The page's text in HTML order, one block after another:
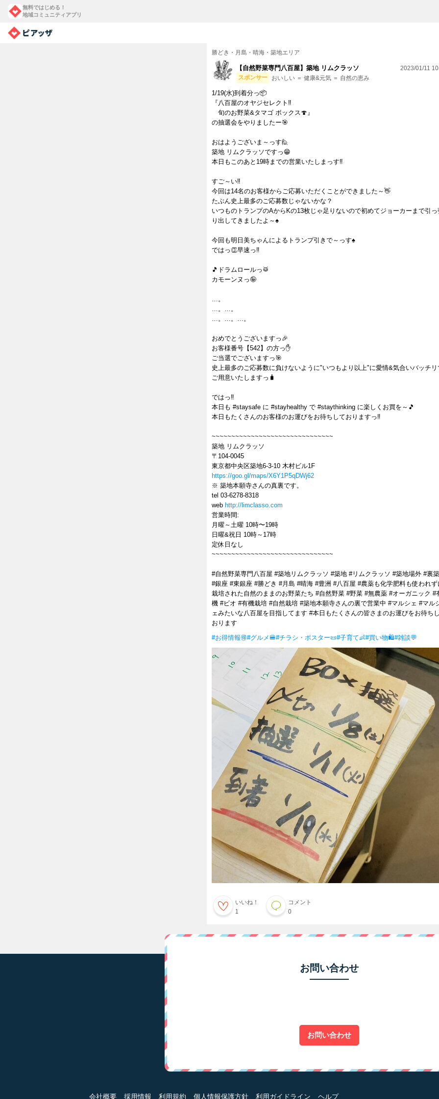
無料ではじめる！
地域コミュニティアプリ
勝どき・月島・晴海・築地エリア
【自然野菜専門八百屋】築地 リムクラッソ
スポンサー おいしい ＝ 健康&元気 ＝ 自然の恵み
2023/01/11
1/19(水)到着分っ📦
『八百屋のオヤジセレクト‼️
旬のお野菜&タマゴ ボックス🍄』
の抽選会をやりましたー🎯
おはようございま～っす🙋
築地 リムクラッソですっ😁
本日もこのあと19時までの営業いたしまっす‼️
すご～い‼
今回は14名のお客様からご応募いただくことができました～👋
たぶん史上最多のご応募数じゃないかな？
いつものトランプのAからKの13枚じゃ足りないので初めてジョーカーまで引っ
り出してきましたよ～♠
今回も明日美ちゃんによるトランプ引きで～っす♠
ではっ👏早速っ‼
🎵ドラムロールっ🥁
カモーンヌっ🤪
…。
…。…。
…。…。…。
おめでとうございますっ🎉
お客様番号【542】の方っ✋️
ご当選でございますっ🎯
史上最多のご応募数に負けないように"いつもより以上"に愛情&気合いバッチリ
ご用意いたしますっ🧳
ではっ‼️
本日も #staysafe に #stayhealthy で #staythinking に楽しくお買を～🎵
本日もたくさんのお客様のお運びをお待ちしておりますっ‼️
~~~~~~~~~~~~~~~~~~~~~~~~~~~~~~~
築地 リムクラッソ
〒104-0045
東京都中央区築地6-3-10 木村ビル1F
https://goo.gl/maps/X6Y1P5qDWj62
※ 築地本願寺さんの真裏です。
tel 03-6278-8318
web http://limclasso.com
営業時間:
月曜～土曜 10時〜19時
日曜&祝日 10時～17時
定休日なし
~~~~~~~~~~~~~~~~~~~~~~~~~~~~~~~
#自然野菜専門八百屋 #築地リムクラッソ #築地 #リムクラッソ #築地場外 #裏
#銀座 #東銀座 #勝どき #月島 #晴海 #豊洲 #八百屋 #農薬も化学肥料も使われず
栽培された自然のままのお野菜たち #自然野菜 #野菜 #無農薬 #オーガニック #
機 #ビオ #有機栽培 #自然栽培 #築地本願寺さんの裏で営業中 #マルシェ #マル
ェみたいな八百屋を目指してます #本日もたくさんの皆さまのお運びをお待ち
おります
#お得情報🉐#グルメ🍔#チラシ・ポスター📜#子育て👶#買い物🛍#雑談💬
いいね！
1
コメント
0
お問い合わせ
お問い合わせ
会社概要 採用情報 利用規約 個人情報保護方針 利用ガイドライン ヘルプ